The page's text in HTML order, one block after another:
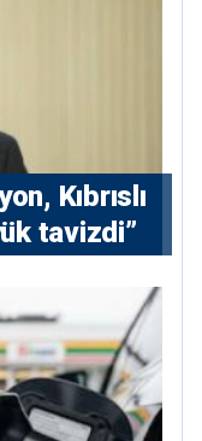
Kıbrıslı
tavizdi”